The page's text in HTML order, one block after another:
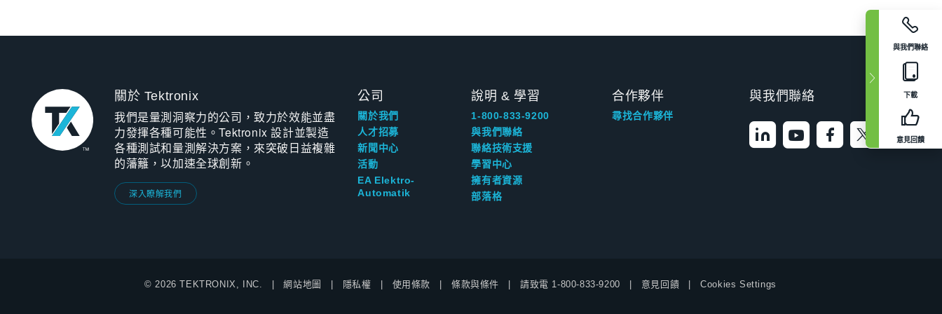
與我們聯絡
下載
意見回饋
關於 Tektronix
我們是量測洞察力的公司，致力於效能並盡
力發揮各種可能性。Tektronix 設計並製造
各種測試和量測解決方案，來突破日益複雜
的藩籬，以加速全球創新。
深入瞭解我們
公司
關於我們
人才招募
新聞中心
活動
EA Elektro-
Automatik
說明 & 學習
1-800-833-9200
與我們聯絡
聯絡技術支援
學習中心
擁有者資源
部落格
合作夥伴
尋找合作夥伴
與我們聯絡
© 2026 TEKTRONIX, INC. 網站地圖 隱私權 使用條款 條款與條件 請致電 1-800-833-9200 意見回饋 Cookies Settings